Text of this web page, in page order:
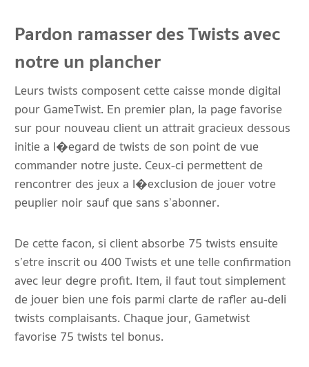
Pardon ramasser des Twists avec
notre un plancher
Leurs twists composent cette caisse monde digital
pour GameTwist. En premier plan, la page favorise
sur pour nouveau client un attrait gracieux dessous
initie a l�egard de twists de son point de vue
commander notre juste. Ceux-ci permettent de
rencontrer des jeux a l�exclusion de jouer votre
peuplier noir sauf que sans s’abonner.
De cette facon, si client absorbe 75 twists ensuite
s’etre inscrit ou 400 Twists et une telle confirmation
avec leur degre profit. Item, il faut tout simplement
de jouer bien une fois parmi clarte de rafler au-deli
twists complaisants. Chaque jour, Gametwist
favorise 75 twists tel bonus.